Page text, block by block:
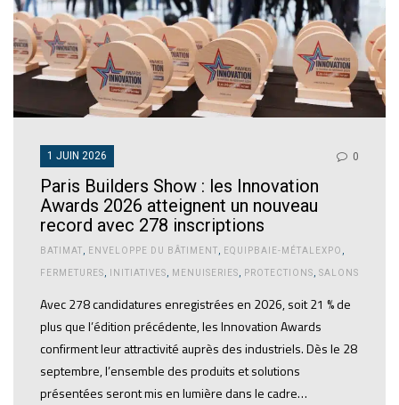
1 JUIN 2026 0
Paris Builders Show : les Innovation
Awards 2026 atteignent un nouveau
record avec 278 inscriptions
BATIMAT ENVELOPPE DU BÂTIMENT EQUIPBAIE-MÉTALEXPO
FERMETURES INITIATIVES MENUISERIES PROTECTIONS SALONS
Avec 278 candidatures enregistrées en 2026, soit 21 % de
plus que l’édition précédente, les Innovation Awards
confirment leur attractivité auprès des industriels. Dès le 28
septembre, l’ensemble des produits et solutions
présentées seront mis en lumière dans le cadre…